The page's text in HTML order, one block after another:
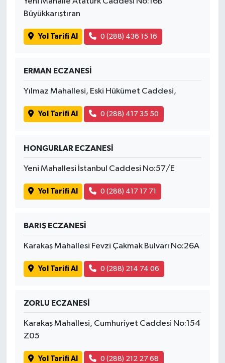
Büyükkarıştıran
Yol Tarifi Al 0 (288) 436 15 16
ERMAN ECZANESİ
Yılmaz Mahallesi, Eski Hükümet Caddesi,
Yol Tarifi Al 0 (288) 417 35 50
HONGURLAR ECZANESİ
Yeni Mahallesi İstanbul Caddesi No:57/E
Yol Tarifi Al 0 (288) 417 17 71
BARIŞ ECZANESİ
Karakaş Mahallesi Fevzi Çakmak Bulvarı No:26A
Yol Tarifi Al 0 (288) 214 74 06
ZORLU ECZANESİ
Karakaş Mahallesi, Cumhuriyet Caddesi No:154
Z05
Yol Tarifi Al 0 (288) 212 27 68